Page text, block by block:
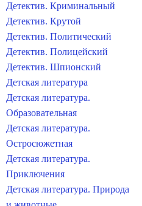
Детектив. Криминальный
Детектив. Крутой
Детектив. Политический
Детектив. Полицейский
Детектив. Шпионский
Детская литература
Детская литература.
Образовательная
Детская литература.
Остросюжетная
Детская литература.
Приключения
Детская литература. Природа